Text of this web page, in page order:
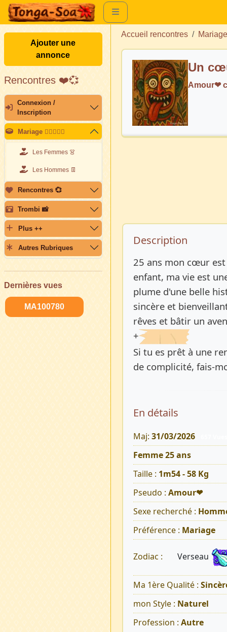
Ajouter une
annonce
Rencontres ❤️💞
Connexion /
Inscription
Mariage 👩🏽‍❤️‍👨🏽
Les Femmes 👗
Les Hommes 👖
Rencontres 💞
Trombi 📸
Plus ++
Autres Rubriques
Dernières vues
MA100780
Accueil rencontres Mariage
Un
Amour❤
Description
Description
25 ans mon cœur
enfant, ma vie est
plume d'une belle
sincère et
rêves et bâtir un
+
Si tu es prêt à une
de complicité, fais-
En détails
Maj: 31/03/2026
Femme 25 ans
Taille : 1m54 - 58 Kg
Pseudo : Amour❤
Sexe recherché :
Préférence : Mariage
Zodiac : Verseau
Ma 1ère Qualité :
mon Style : Naturel
Profession : Autre